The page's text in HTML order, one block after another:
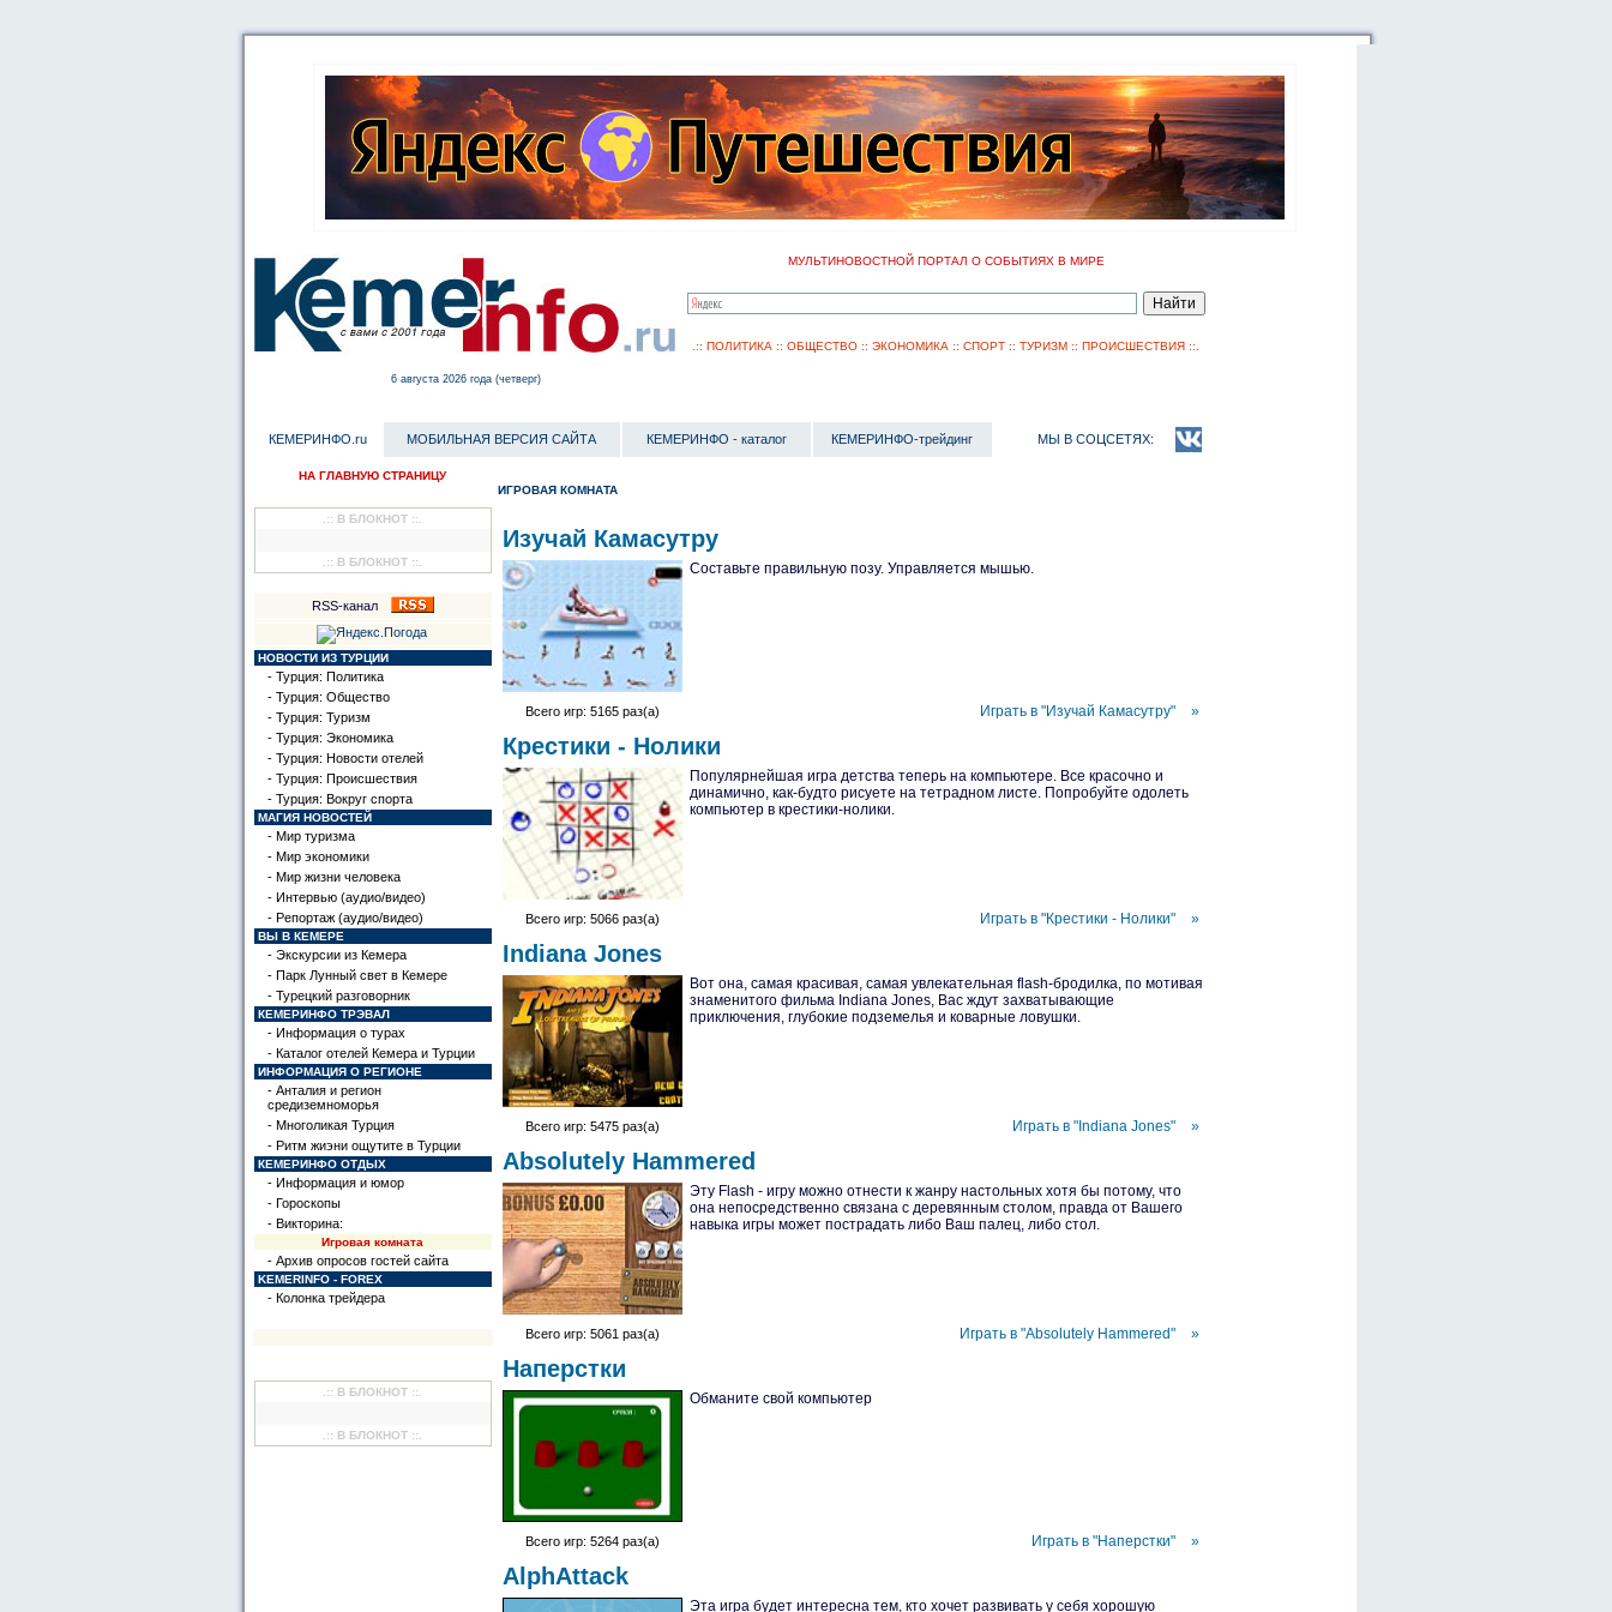
МУЛЬТИНОВОСТНОЙ ПОРТАЛ О СОБЫТИЯХ В МИРЕ
.:: ПОЛИТИКА :: ОБЩЕСТВО :: ЭКОНОМИКА :: СПОРТ :: ТУРИЗМ :: ПРОИСШЕСТВИЯ ::.
6 августа 2026 года (четверг)
КЕМЕРИНФО.ru МОБИЛЬНАЯ ВЕРСИЯ САЙТА КЕМЕРИНФО - каталог КЕМЕРИНФО-трейдинг МЫ В СОЦСЕТЯХ:
НА ГЛАВНУЮ СТРАНИЦУ
.:: В БЛОКНОТ ::.
.:: В БЛОКНОТ ::.
RSS-канал
НОВОСТИ ИЗ ТУРЦИИ
- Турция: Политика
- Турция: Общество
- Турция: Туризм
- Турция: Экономика
- Турция: Новости отелей
- Турция: Происшествия
- Турция: Вокруг спорта
МАГИЯ НОВОСТЕЙ
- Мир туризма
- Мир экономики
- Мир жизни человека
- Интервью (аудио/видео)
- Репортаж (аудио/видео)
ВЫ В КЕМЕРЕ
- Экскурсии из Кемера
- Парк Лунный свет в Кемере
- Турецкий разговорник
КЕМЕРИНФО ТРЭВАЛ
- Информация о турах
- Каталог отелей Кемера и Турции
ИНФОРМАЦИЯ О РЕГИОНЕ
- Анталия и регион
средиземноморья
- Многоликая Турция
- Ритм жиэни ощутите в Турции
КЕМЕРИНФО ОТДЫХ
- Информация и юмор
- Гороскопы
- Викторина:
Игровая комната
- Архив опросов гостей сайта
KEMERINFO - FOREX
- Колонка трейдера
.:: В БЛОКНОТ ::.
.:: В БЛОКНОТ ::.
ИГРОВАЯ КОМНАТА
Изучай Камасутру
Составьте правильную позу. Управляется мышью.
Всего игр: 5165 раз(а) Играть в "Изучай Камасутру" »
Крестики - Нолики
Популярнейшая игра детства теперь на компьютере. Все красочно и
динамично, как-будто рисуете на тетрадном листе. Попробуйте одолеть
компьютер в крестики-нолики.
Всего игр: 5066 раз(а) Играть в "Крестики - Нолики" »
Indiana Jones
Вот она, самая красивая, самая увлекательная flash-бродилка, по мотивая
знаменитого фильма Indiana Jones, Вас ждут захватывающие
приключения, глубокие подземелья и коварные ловушки.
Всего игр: 5475 раз(а) Играть в "Indiana Jones" »
Absolutely Hammered
Эту Flash - игру можно отнести к жанру настольных хотя бы потому, что
она непосредственно связана с деревянным столом, правда от Вашего
навыка игры может пострадать либо Ваш палец, либо стол.
Всего игр: 5061 раз(а) Играть в "Absolutely Hammered" »
Наперстки
Обманите свой компьютер
Всего игр: 5264 раз(а) Играть в "Наперстки" »
AlphAttack
Эта игра будет интересна тем, кто хочет развивать у себя хорошую